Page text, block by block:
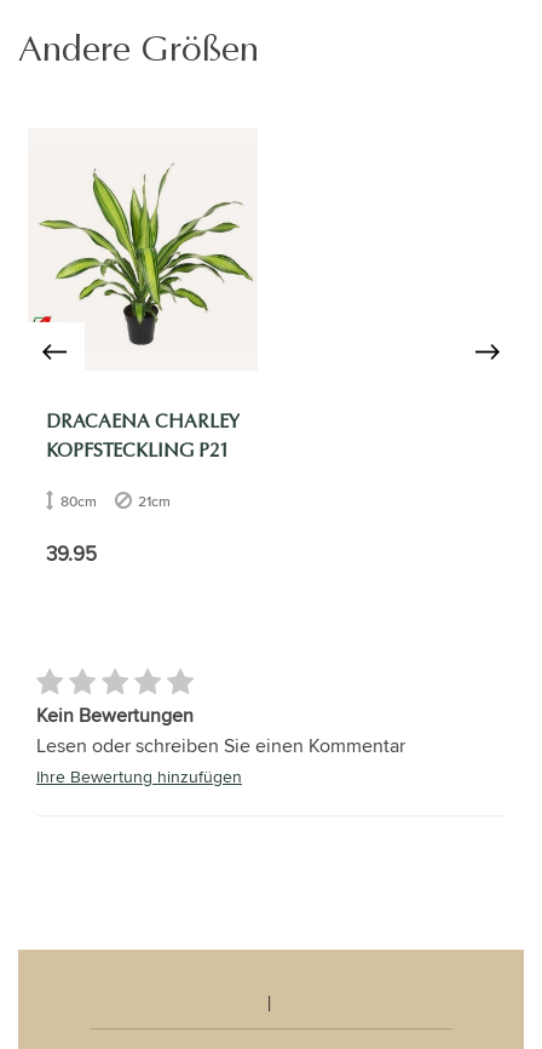
Andere Größen
DRACAENA CHARLEY
KOPFSTECKLING P21
80cm 21cm
39.95
Kein Bewertungen
Lesen oder schreiben Sie einen Kommentar
Ihre Bewertung hinzufügen